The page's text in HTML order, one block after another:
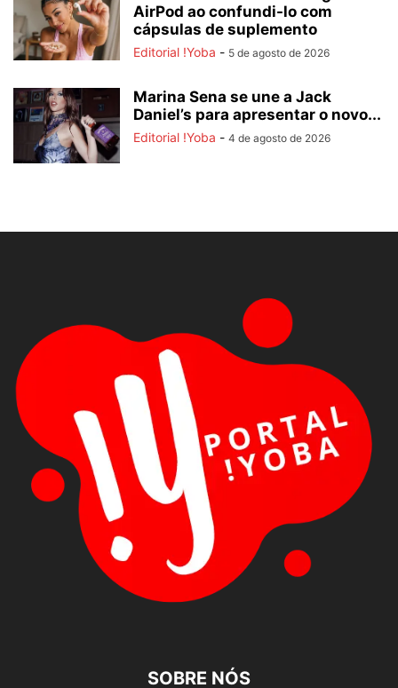
AirPod ao confundi-lo com
cápsulas de suplemento
Editorial !Yoba - 5 de agosto de 2026
Marina Sena se une a Jack
Daniel’s para apresentar o novo...
Editorial !Yoba - 4 de agosto de 2026
SOBRE NÓS